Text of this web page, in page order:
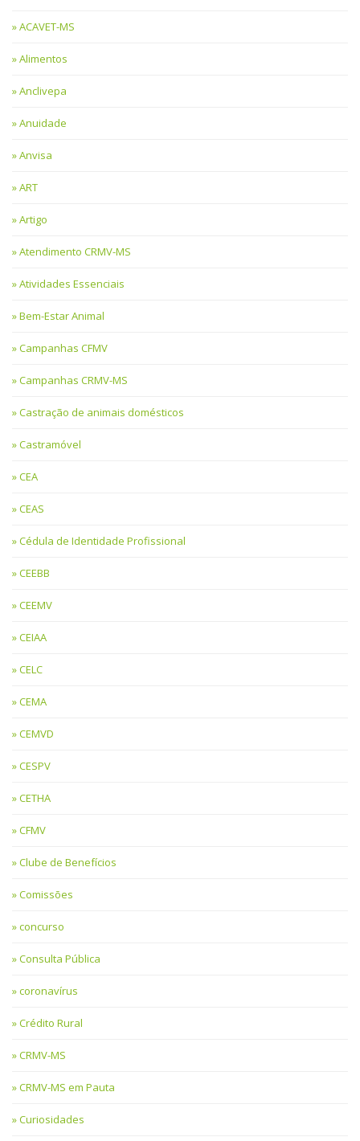
ACAVET-MS
Alimentos
Anclivepa
Anuidade
Anvisa
ART
Artigo
Atendimento CRMV-MS
Atividades Essenciais
Bem-Estar Animal
Campanhas CFMV
Campanhas CRMV-MS
Castração de animais domésticos
Castramóvel
CEA
CEAS
Cédula de Identidade Profissional
CEEBB
CEEMV
CEIAA
CELC
CEMA
CEMVD
CESPV
CETHA
CFMV
Clube de Benefícios
Comissões
concurso
Consulta Pública
coronavírus
Crédito Rural
CRMV-MS
CRMV-MS em Pauta
Curiosidades